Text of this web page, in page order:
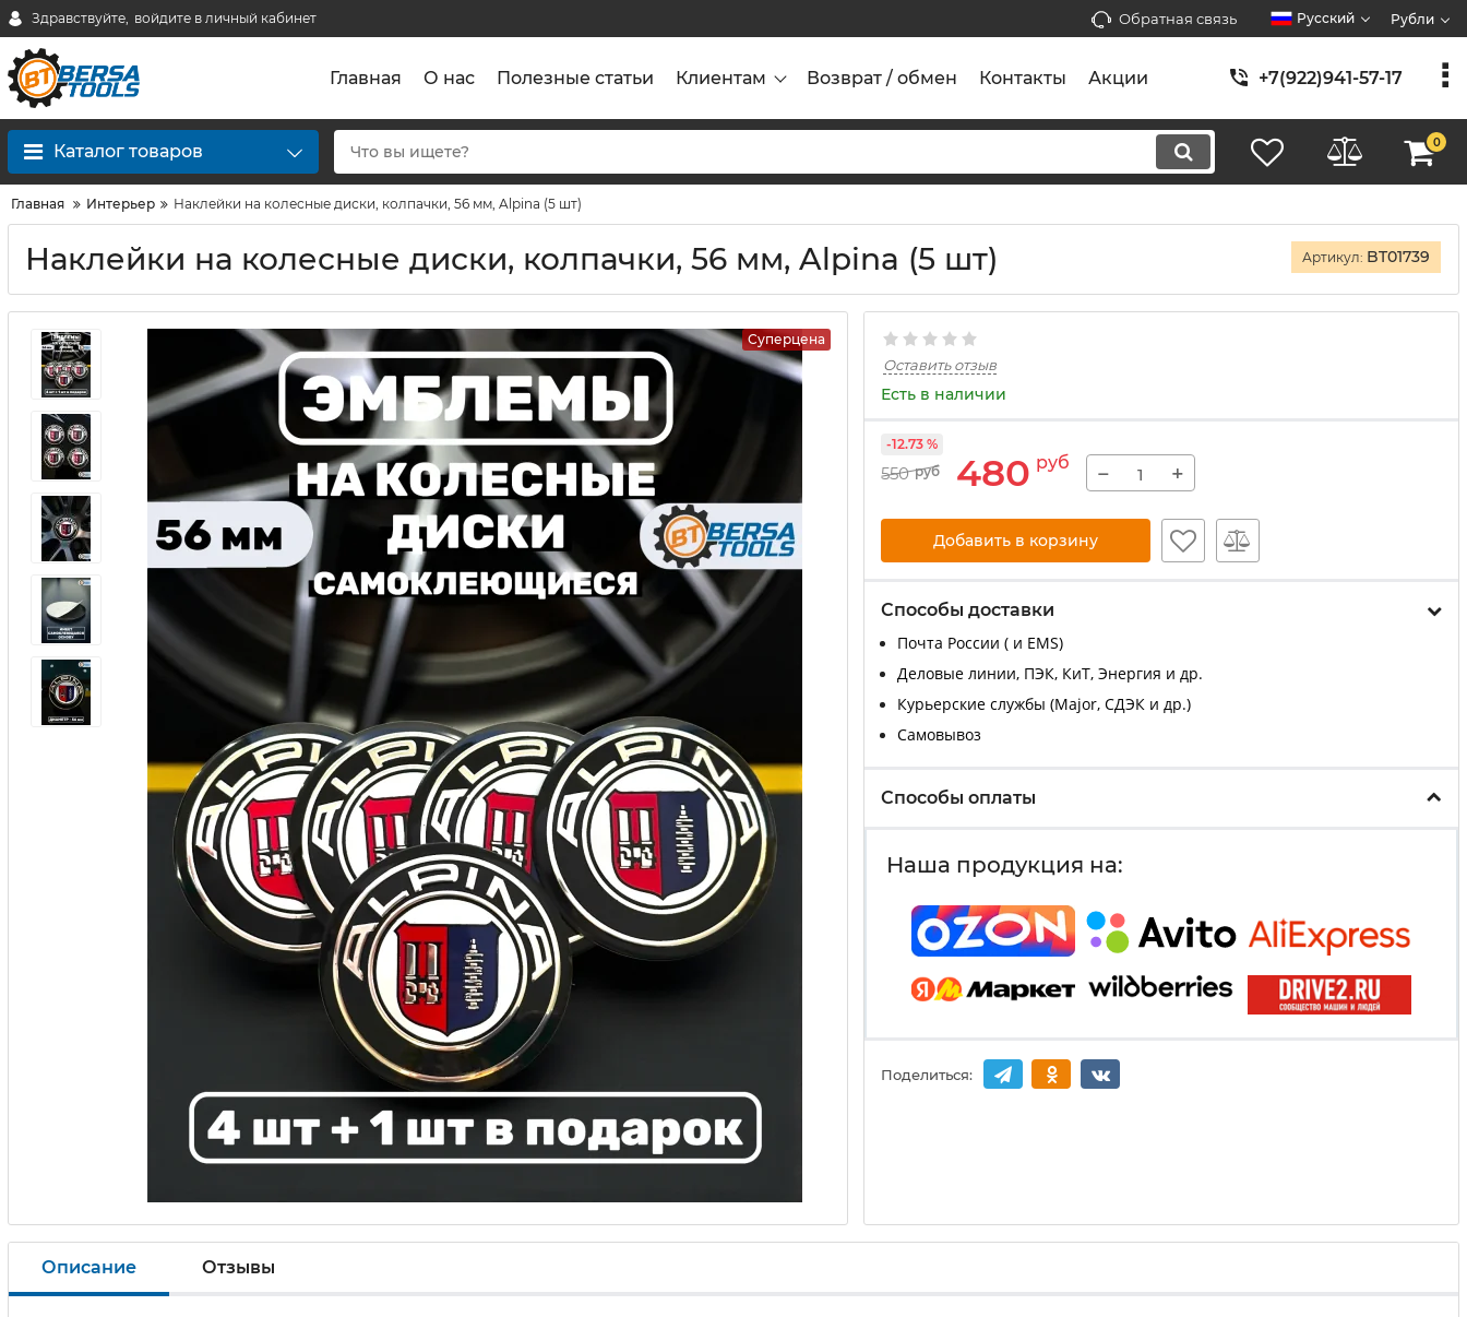
Здравствуйте, войдите в личный кабинет Обратная связь Русский Рубли
Главная О нас Полезные статьи Клиентам Возврат / обмен Контакты Акции +7(922)941-57-17
Каталог товаров 0
Главная Интерьер Наклейки на колесные диски, колпачки, 56 мм, Alpina (5 шт)
Наклейки на колесные диски, колпачки, 56 мм, Alpina (5 шт) Артикул: BT01739
Суперцена
Оставить отзыв
Есть в наличии
550 руб 480 руб
-12.73 %
− +
Добавить в корзину
Способы доставки
Почта России ( и EMS)
Деловые линии, ПЭК, КиТ, Энергия и др.
Курьерские службы (Major, СДЭК и др.)
Самовывоз
Способы оплаты
Наша продукция на:
Поделиться:
Описание Отзывы